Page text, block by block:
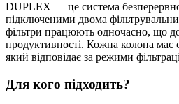
DUPLEX — це система
підключеними двома
фільтри працюють одночасно, що
продуктивності. Кожна колона має
який відповідає за режими
Для кого підходить?